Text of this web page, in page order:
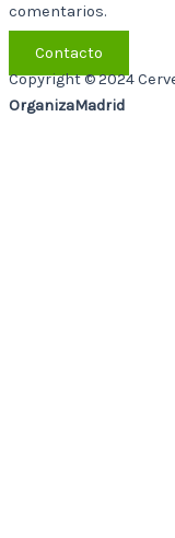
comentarios.
Contacto
Copyright © 2024
OrganizaMadrid